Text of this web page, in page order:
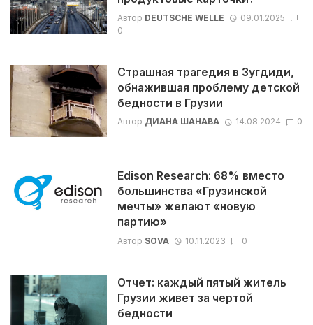
Автор DEUTSCHE WELLE
09.01.2025
0
Страшная трагедия в Зугдиди,
обнажившая проблему детской
бедности в Грузии
Автор ДИАНА ШАНАВА 14.08.2024 0
Edison Research: 68% вместо
большинства «Грузинской
мечты» желают «новую
партию»
Автор SOVA 10.11.2023 0
Отчет: каждый пятый житель
Грузии живет за чертой
бедности